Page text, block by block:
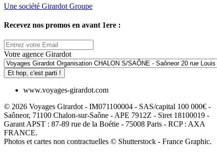
Une société Girardot Groupe
Recevez nos promos en avant 1ere :
Votre agence Girardot
Et hop, c'est parti !
www.voyages-girardot.com
© 2026 Voyages Girardot - IM071100004 - SAS/capital 100 000€ -
Saôneor, 71100 Chalon-sur-Saône - APE 7912Z - Siret 18100019 -
Garant APST : 87-89 rue de la Boétie - 75008 Paris - RCP : AXA
FRANCE.
Photos et cartes non contractuelles © Shutterstock - France Graphic.